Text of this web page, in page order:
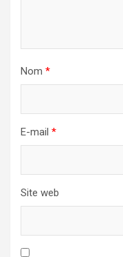
Nom *
E-mail *
Site web